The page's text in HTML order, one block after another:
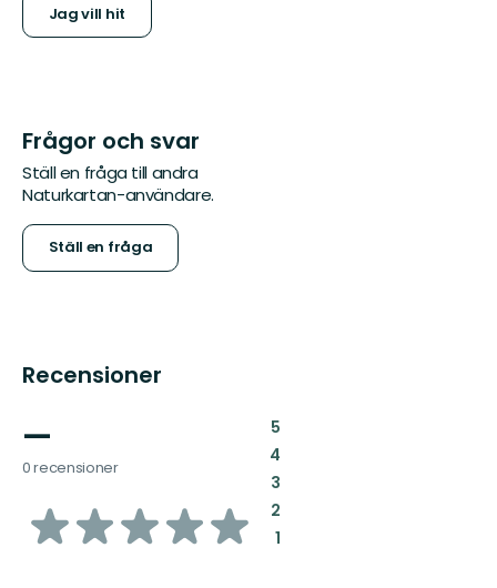
Jag vill hit
Frågor och svar
Ställ en fråga till andra
Naturkartan-användare.
Ställ en fråga
Recensioner
—
0 recensioner
av
5:
4:
3:
2:
1: